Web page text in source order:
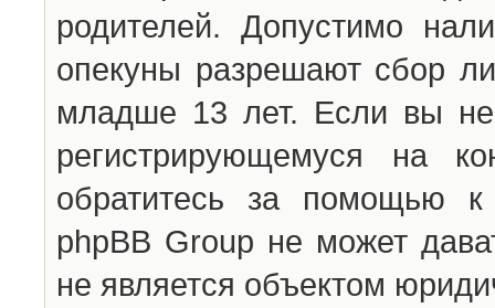
родителей. Допустимо
опекуны разрешают сбор
младше 13 лет. Если вы
регистрирующемуся на
обратитесь за помощью к
phpBB Group не может
не является объектом